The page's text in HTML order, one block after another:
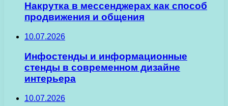
Накрутка в мессенджерах как способ
продвижения и общения
10.07.2026
Инфостенды и информационные
стенды в современном дизайне
интерьера
10.07.2026